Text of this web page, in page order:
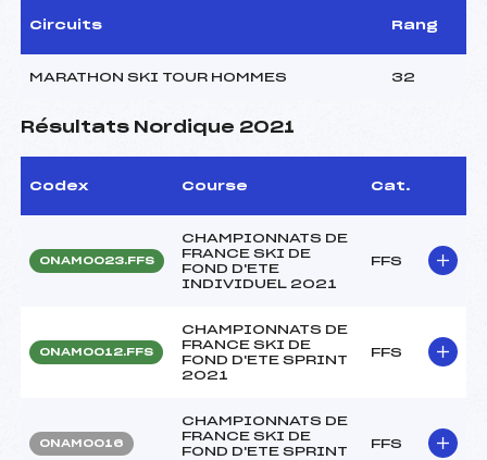
Circuits Rang
MARATHON SKI TOUR HOMMES 32
Résultats Nordique 2021
Codex Course Cat.
ONAM0023.FFS
CHAMPIONNATS DE
FRANCE SKI DE
FOND D'ETE
INDIVIDUEL 2021
FFS
ONAM0012.FFS
CHAMPIONNATS DE
FRANCE SKI DE
FOND D'ETE SPRINT
2021
FFS
ONAM0016
CHAMPIONNATS DE
FRANCE SKI DE
FOND D'ETE SPRINT
FFS